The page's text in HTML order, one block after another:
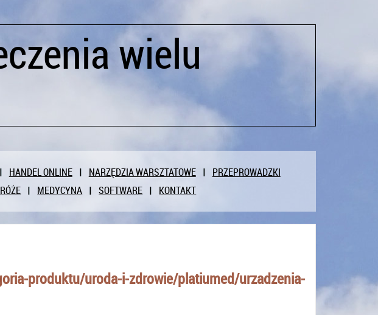
wielu
HANDEL ONLINE NARZĘDZIA WARSZTATOWE
PRZEPROWADZKI
MEDYCYNA SOFTWARE KONTAKT
produktu/uroda-i-zdrowie/platiumed/urzadzenia-